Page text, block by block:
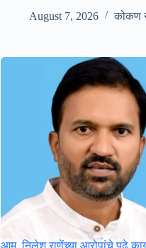
August 7, 2026
कोकण
आम. निलेश राणेंच्या आरोपांचे पुढे